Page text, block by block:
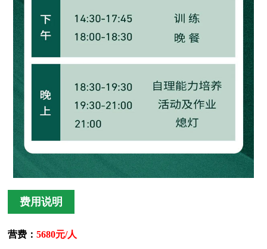
费用说明
营费：5680元/人